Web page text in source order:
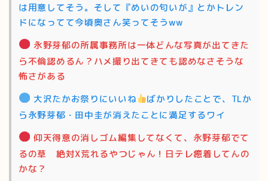
は用意してそう。そして『めいの匂いが』とかトレン
ドになってて今頃奥さん笑ってそうww
永野芽郁の所属事務所は一体どんな写真が出てきた
ら不倫認めるん？ハメ撮り出てきても認めなさそうな
怖さがある
大沢たかお祭りにいいね
ばかりしたことで、TLか
ら永野芽郁・田中圭が消えたことに満足するワイ
仰天得意の消しゴム編集してなくて、永野芽郁でて
るの草 絶対X荒れるやつじゃん！日テレ癒着してんの
かな？